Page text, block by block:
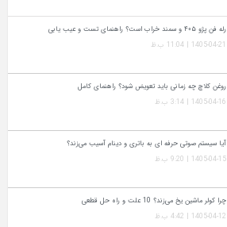
رله فن پژو ۴۰۵ و سمند خراب است؟ راهنمای تست و عیب‌ یابی
1405-04-21 | 11:04 ب.ظ
روغن کلاچ چه زمانی باید تعویض شود؟ راهنمای کامل
1405-04-16 | 3:14 ب.ظ
آیا سیستم صوتی حرفه‌ ای به باتری و دینام آسیب می‌زند؟
1405-04-15 | 9:20 ب.ظ
چرا کولر ماشین یخ می‌زند؟ 10 علت و راه‌ حل قطعی
1405-04-12 | 4:42 ب.ظ